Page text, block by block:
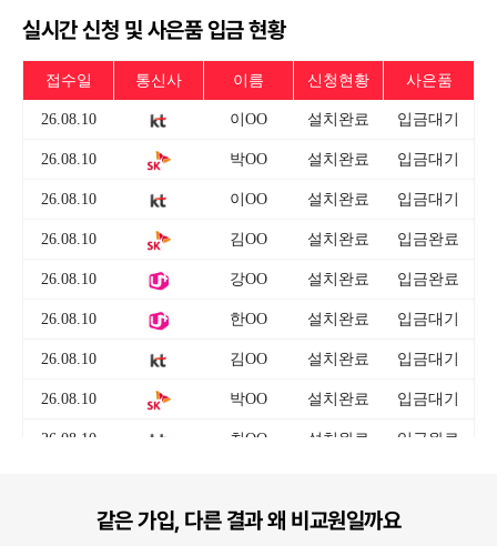
실시간 신청 및 사은품 입금 현황
같은 가입, 다른 결과 왜 비교원일까요